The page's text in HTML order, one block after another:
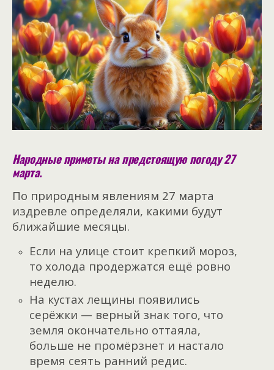
Народные приметы на предстоящую погоду 27
марта.
По природным явлениям 27 марта
издревле определяли, какими будут
ближайшие месяцы.
Если на улице стоит крепкий мороз,
то холода продержатся ещё ровно
неделю.
На кустах лещины появились
серёжки — верный знак того, что
земля окончательно оттаяла,
больше не промёрзнет и настало
время сеять ранний редис.